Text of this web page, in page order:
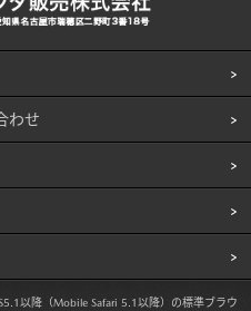
わせ
以降（Mobile Safari 5.1以降）の標準ブラウ